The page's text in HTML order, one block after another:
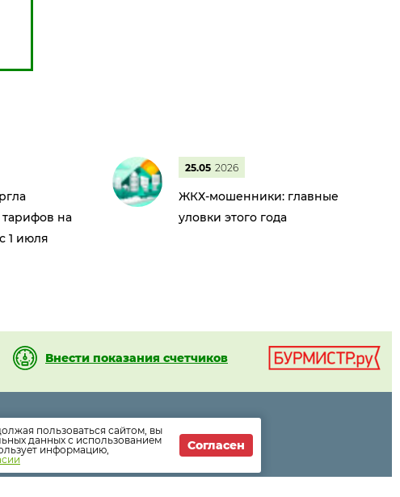
на
1 июля
25.05 2026
ЖКХ-мошенники: главные
уловки этого года
Внести показания счетчиков
информации
пользоваться сайтом, вы
данных с использованием
информацию,
Согласен